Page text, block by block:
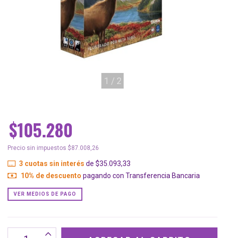
1 / 2
$105.280
Precio sin impuestos $87.008,26
3 cuotas sin interés de $35.093,33
10% de descuento pagando con Transferencia Bancaria
VER MEDIOS DE PAGO